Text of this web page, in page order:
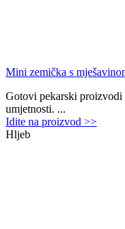
Mini zemička s
Gotovi pekarski proizvodi
umjetnosti. ...
Idite na proizvod >>
Hljeb